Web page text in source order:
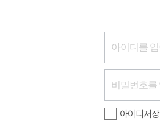
아이디저장